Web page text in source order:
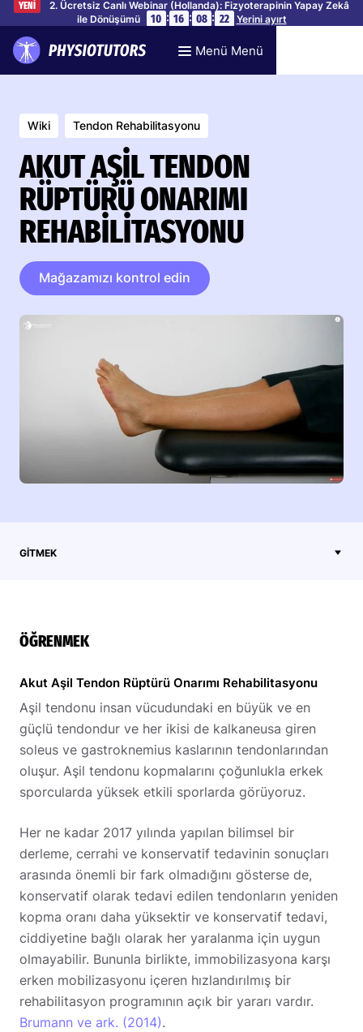
YENİ
2. Ücretsiz Canlı Webinar (Hollanda): Fizyoterapinin Yapay Zekâ
ile Dönüşümü
10 : 16 : 08 : 21 Yerini ayırt
Menü Menü
Wiki Tendon Rehabilitasyonu
AKUT AŞIL TENDON
RÜPTÜRÜ ONARIMI
REHABILITASYONU
Mağazamızı kontrol edin
GITMEK
ÖĞRENMEK
Akut Aşil Tendon Rüptürü Onarımı Rehabilitasyonu
Aşil tendonu insan vücudundaki en büyük ve en
güçlü tendondur ve her ikisi de kalkaneusa giren
soleus ve gastroknemius kaslarının tendonlarından
oluşur. Aşil tendonu kopmalarını çoğunlukla erkek
sporcularda yüksek etkili sporlarda görüyoruz.
Her ne kadar 2017 yılında yapılan bilimsel bir
derleme, cerrahi ve konservatif tedavinin sonuçları
arasında önemli bir fark olmadığını gösterse de,
konservatif olarak tedavi edilen tendonların yeniden
kopma oranı daha yüksektir ve konservatif tedavi,
ciddiyetine bağlı olarak her yaralanma için uygun
olmayabilir. Bununla birlikte, immobilizasyona karşı
erken mobilizasyonu içeren hızlandırılmış bir
rehabilitasyon programının açık bir yararı vardır.
Brumann ve ark. (2014).